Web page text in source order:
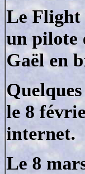
Le Flight
un pilote
Gaël en
le 8
internet.
Le 8